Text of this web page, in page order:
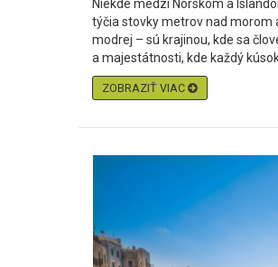
Niekde medzi Nórskom a
týčia stovky metrov nad morom
modrej – sú krajinou, kde sa
a majestátnosti, kde každý
ZOBRAZIŤ VIAC